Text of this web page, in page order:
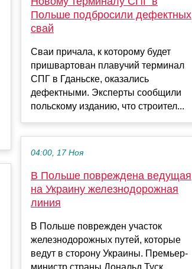
Польше подбросили дефектных
свай
Сваи причала, к которому будет
пришвартован плавучий терминал
СПГ в Гданьске, оказались
дефектными. Эксперты сообщили
польскому изданию, что строител...
04:00, 17 Ноя
В Польше повреждена ведущая
на Украину железнодорожная
линия
В Польше поврежден участок
железнодорожных путей, которые
ведут в сторону Украины. Премьер-
министр страны Дональд Туск